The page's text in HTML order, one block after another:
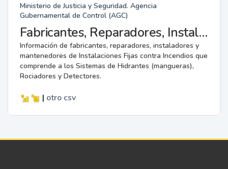
Ministerio de Justicia y Seguridad. Agencia
Gubernamental de Control (AGC)
Fabricantes, Reparadores, Instaladores y Mantenedores de Instalaciones Fijas contra Incendios.
Información de fabricantes, reparadores, instaladores y
mantenedores de Instalaciones Fijas contra Incendios que
comprende a los Sistemas de Hidrantes (mangueras),
Rociadores y Detectores.
| otro csv